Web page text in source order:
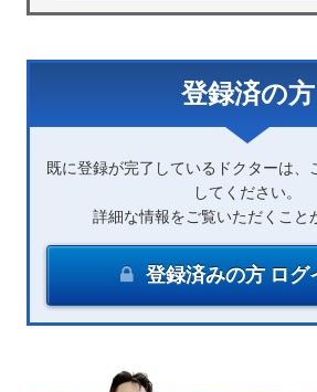
登録済の方
既に登録が完了しているドクターは、
してください。
詳細な情報をご覧いただくこと
登録済みの方 ログ